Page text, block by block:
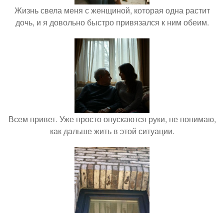
Жизнь свела меня с женщиной, которая одна растит
дочь, и я довольно быстро привязался к ним обеим.
Всем привет. Уже просто опускаются руки, не понимаю,
как дальше жить в этой ситуации.